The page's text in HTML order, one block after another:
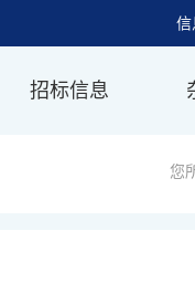
信
招标信息
您